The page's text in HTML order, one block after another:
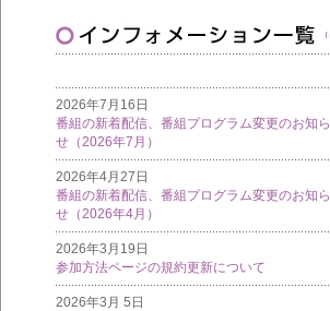
2026年7月16日
番組の新着配信、番組プログラム変更のお知ら
せ（2026年7月）
2026年4月27日
番組の新着配信、番組プログラム変更のお知ら
せ（2026年4月）
2026年3月19日
参加方法ページの規約更新について
2026年3月 5日